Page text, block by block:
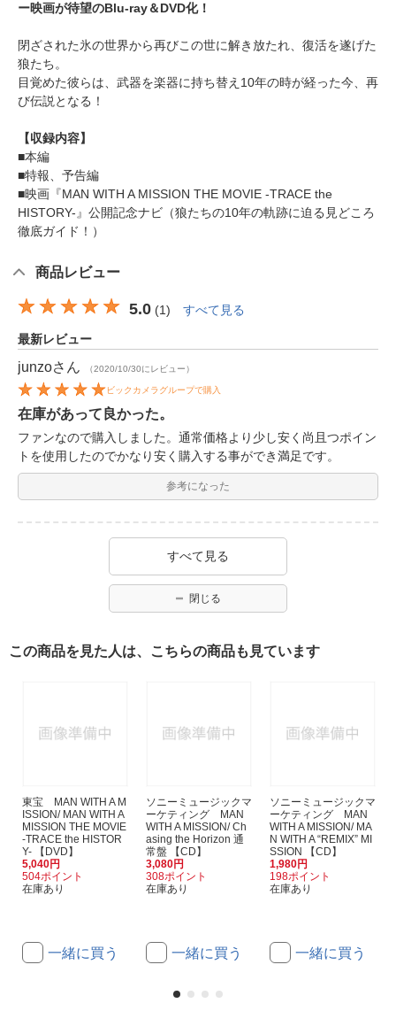
ー映画が待望のBlu-ray＆DVD化！
閉ざされた氷の世界から再びこの世に解き放たれ、復活を遂げた
狼たち。
目覚めた彼らは、武器を楽器に持ち替え10年の時が経った今、再
び伝説となる！
【収録内容】
■本編
■特報、予告編
■映画『MAN WITH A MISSION THE MOVIE -TRACE the
HISTORY-』公開記念ナビ（狼たちの10年の軌跡に迫る見どころ
徹底ガイド！）
商品レビュー
5.0 (1) すべて見る
最新レビュー
junzoさん （2020/10/30にレビュー）
ビックカメラグループで購入
在庫があって良かった。
ファンなので購入しました。通常価格より少し安く尚且つポイン
トを使用したのでかなり安く購入する事ができ満足です。
参考になった
すべて見る
閉じる
この商品を見た人は、こちらの商品も見ています
東宝 MAN WITH A M
ISSION/ MAN WITH A
MISSION THE MOVIE
-TRACE the HISTOR
Y- 【DVD】
5,040円
504ポイント
在庫あり
一緒に買う
ソニーミュージックマ
ーケティング MAN
WITH A MISSION/ Ch
asing the Horizon 通
常盤 【CD】
3,080円
308ポイント
在庫あり
一緒に買う
ソニーミュージックマ
ーケティング MAN
WITH A MISSION/ MA
N WITH A “REMIX” MI
SSION 【CD】
1,980円
198ポイント
在庫あり
一緒に買う